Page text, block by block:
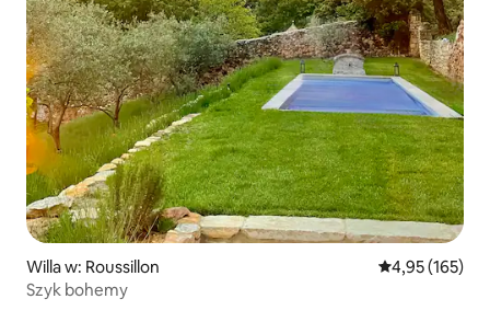
Willa w: Roussillon Średnia
4,95 (165)
Szyk bohemy